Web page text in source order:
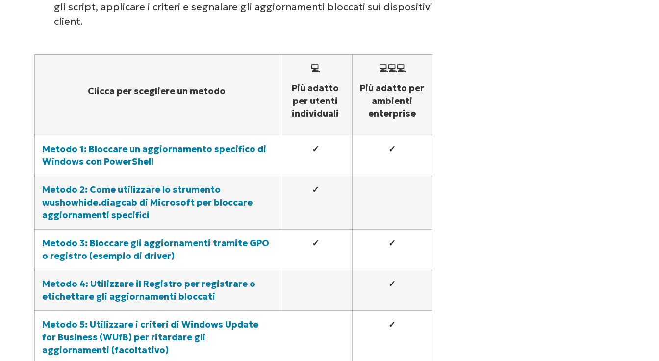
gli script, applicare i criteri e segnalare gli aggiornamenti bloccati sui dispositivi
client.
Clicca per scegliere un metodo
💻
Più adatto
per utenti
individuali
💻💻💻
Più adatto per
ambienti
enterprise
Metodo 1: Bloccare un aggiornamento specifico di
Windows con PowerShell
✓ ✓
Metodo 2: Come utilizzare lo strumento
wushowhide.diagcab di Microsoft per bloccare
aggiornamenti specifici
✓
Metodo 3: Bloccare gli aggiornamenti tramite GPO
o registro (esempio di driver)
✓ ✓
Metodo 4: Utilizzare il Registro per registrare o
etichettare gli aggiornamenti bloccati
✓
Metodo 5: Utilizzare i criteri di Windows Update
for Business (WUfB) per ritardare gli
aggiornamenti (facoltativo)
✓
Guarda NinjaOne in
azione
Dai un’occhiata alle nostre demo on-demand per vedere
come NinjaOne semplifica attività IT come la gestione
degli endpoint, il patching, l’MDM, il ticketing e altro